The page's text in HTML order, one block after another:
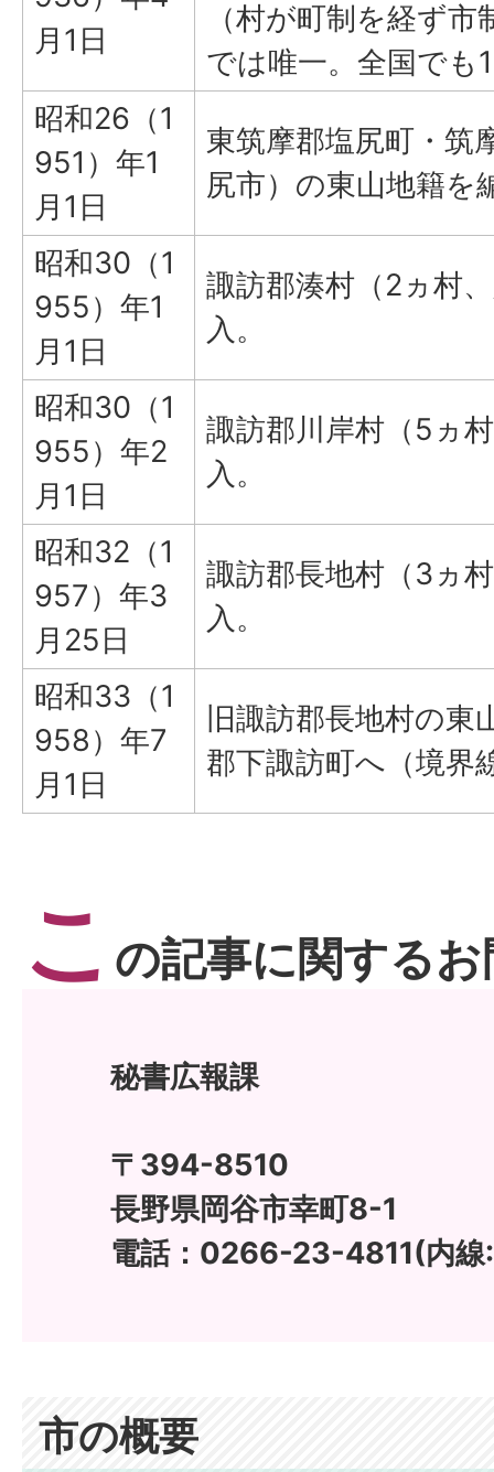
月1日
（村が町制を経ず
では唯一。全国でも
昭和26（1
951）年1
月1日
東筑摩郡塩尻町・筑
尻市）の東山地籍を
昭和30（1
955）年1
月1日
諏訪郡湊村（2ヵ村
入。
昭和30（1
955）年2
月1日
諏訪郡川岸村（5ヵ
入。
昭和32（1
957）年3
月25日
諏訪郡長地村（3ヵ
入。
昭和33（1
958）年7
月1日
旧諏訪郡長地村の
郡下諏訪町へ（境界
こ の記事に関する
秘書広報課
〒394-8510
長野県岡谷市幸町8-1
電話：0266-23-4811(内
市の概要